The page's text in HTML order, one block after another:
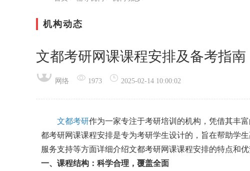
机构动态
文都考研网课课程安排及备考指南
网络 1973 2025-02-14 10:00:02
文都考研作为一家专注于考研培训的机构，凭借其丰
都考研网课课程安排是专为考研学生设计的，旨在帮助学
服务支持等方面详细介绍文都考研网课课程安排的特点和优
一、课程结构：科学合理，覆盖全面